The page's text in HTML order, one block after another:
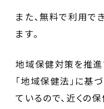
また、無料で利用で
ます。
地域保健対策を推
「地域保健法」に基
ているので、近くの